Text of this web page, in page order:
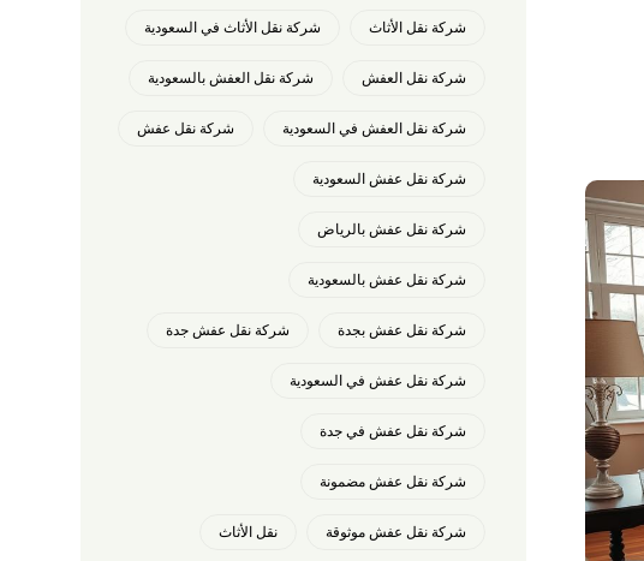
شركة نقل الأثاث شركة نقل الأثاث في السعودية
شركة نقل العفش شركة نقل العفش بالسعودية
شركة نقل العفش في السعودية شركة نقل عفش
شركة نقل عفش السعودية
شركة نقل عفش بالرياض
شركة نقل عفش بالسعودية
شركة نقل عفش بجدة شركة نقل عفش جدة
شركة نقل عفش في السعودية
شركة نقل عفش في جدة
شركة نقل عفش مضمونة
شركة نقل عفش موثوقة نقل الأثاث